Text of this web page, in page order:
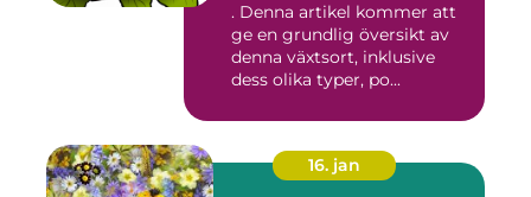
som kallas Palettblad River
Walk
. Denna artikel kommer att
ge en grundlig översikt av
denna växtsort, inklusive
dess olika typer, po...
16. jan